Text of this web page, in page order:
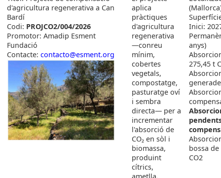
d'agricultura regenerativa a Can
Bardí
Codi: PROJCO2/004/2026
Promotor: Amadip Esment
Fundació
Contacte:contacto@esment.org
aplica
pràctiques
d'agricultura
regenerativa
—conreu
mínim,
cobertes
vegetals,
compostatge,
pasturatge oví
i sembra
directa— per a
incrementar
l'absorció de
CO₂ en sòl i
biomassa,
produint
cítrics,
Inici:
anys)
275,45 t
bossa
CO2